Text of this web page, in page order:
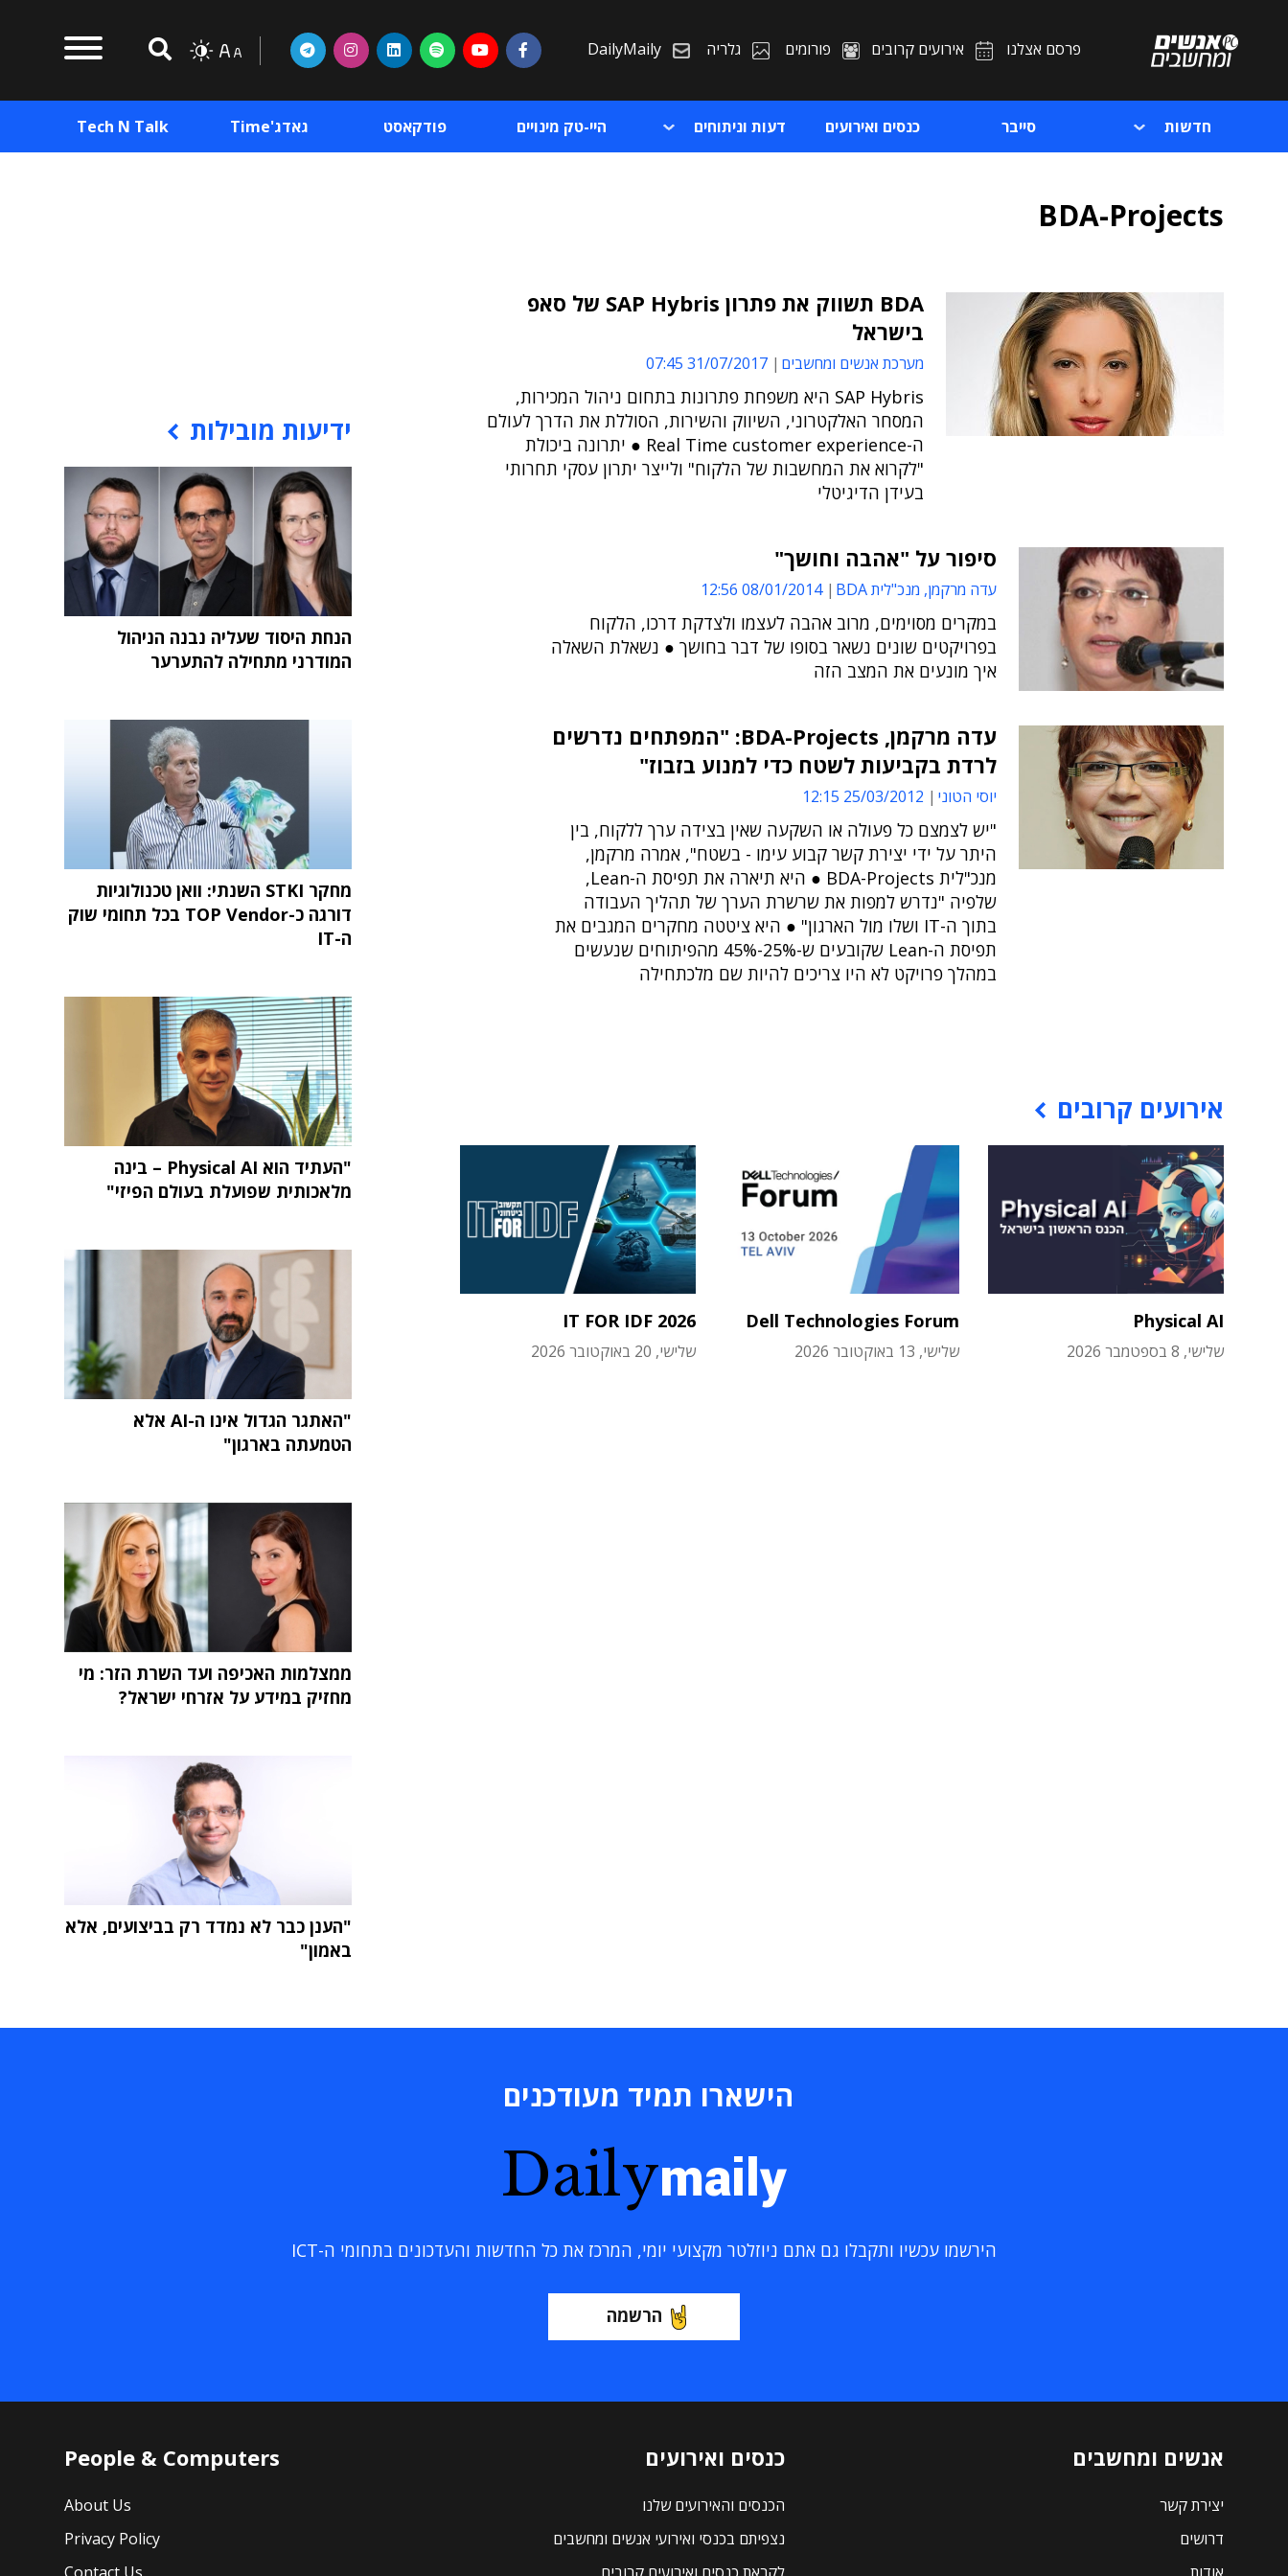
פרסם אצלנו אירועים קרובים פורומים גלריה DailyMaily
חדשות סייבר כנסים ואירועים דעות וניתוחים היי-טק מינויים פודקאסט גאדג'Time Tech N Talk
BDA-Projects
BDA תשווק את פתרון SAP Hybris של סאפ
בישראל
מערכת אנשים ומחשבים 31/07/2017 07:45
SAP Hybris היא משפחת פתרונות בתחום ניהול המכירות,
המסחר האלקטרוני, השיווק והשירות, הסוללת את הדרך לעולם
ה-Real Time customer experience ● יתרונה ביכולת
"לקרוא את המחשבות של הלקוח" ולייצר יתרון עסקי תחרותי
בעידן הדיגיטלי
סיפור על "אהבה וחושך"
עדה מרקמן, מנכ"לית BDA 08/01/2014 12:56
במקרים מסוימים, מרוב אהבה לעצמו ולצדקת דרכו, הלקוח
בפרויקטים שונים נשאר בסופו של דבר בחושך ● נשאלת השאלה
איך מונעים את המצב הזה
עדה מרקמן, BDA-Projects: "המפתחים נדרשים
לרדת בקביעות לשטח כדי למנוע בזבוז"
יוסי הטוני 25/03/2012 12:15
"יש לצמצם כל פעולה או השקעה שאין בצידה ערך ללקוח, בין
היתר על ידי יצירת קשר קבוע עימו - בשטח", אמרה מרקמן,
מנכ"לית BDA-Projects ● היא תיארה את תפיסת ה-Lean,
שלפיה "נדרש למפות את שרשרת הערך של תהליך העבודה
בתוך ה-IT ושלו מול הארגון" ● היא ציטטה מחקרים המגבים את
תפיסת ה-Lean שקובעים ש-25%-45% מהפיתוחים שנעשים
במהלך פרויקט לא היו צריכים להיות שם מלכתחילה
אירועים קרובים
Physical AI
שלישי, 8 בספטמבר 2026
Dell Technologies Forum
שלישי, 13 באוקטובר 2026
IT FOR IDF 2026
שלישי, 20 באוקטובר 2026
ידיעות מובילות
הנחת היסוד שעליה נבנה הניהול
המודרני מתחילה להתערער
מחקר STKI השנתי: וואן טכנולוגיות
דורגה כ-TOP Vendor בכל תחומי שוק
ה-IT
"העתיד הוא Physical AI – בינה
מלאכותית שפועלת בעולם הפיזי"
"האתגר הגדול אינו ה-AI אלא
הטמעתה בארגון"
ממצלמות האכיפה ועד השרת הזר: מי
מחזיק במידע על אזרחי ישראל?
"הענן כבר לא נמדד רק בביצועים, אלא
באמון"
הישארו תמיד מעודכנים
Dailymaily
הירשמו עכשיו ותקבלו גם אתם ניוזלטר מקצועי יומי, המרכז את כל החדשות והעדכונים בתחומי ה-ICT
הרשמה
אנשים ומחשבים
יצירת קשר
דרושים
כנסים ואירועים
הכנסים והאירועים שלנו
נצפיתם בכנסי ואירועי אנשים ומחשבים
People & Computers
About Us
Privacy Policy